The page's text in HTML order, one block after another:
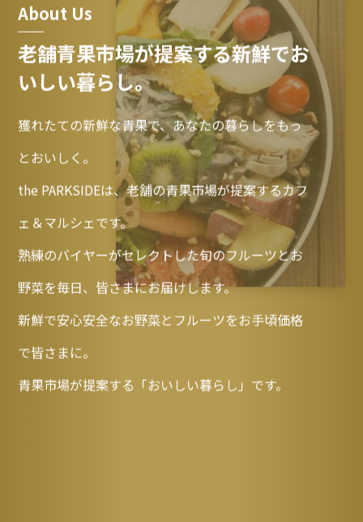
About Us
老舗青果市場が提案する新鮮でお
いしい暮らし。
獲れたての新鮮な青果で、あなたの暮らしをもっ
とおいしく。
the PARKSIDEは、老舗の青果市場が提案するカフ
ェ＆マルシェです。
熟練のバイヤーがセレクトした旬のフルーツとお
野菜を毎日、皆さまにお届けします。
新鮮で安心安全なお野菜とフルーツをお手頃価格
で皆さまに。
青果市場が提案する「おいしい暮らし」です。